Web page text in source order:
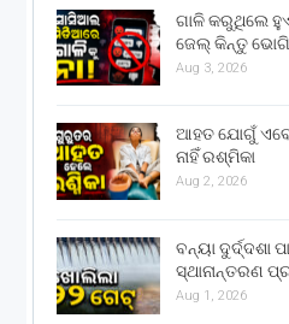
ଗାଳି କରୁଥିଲେ
ଜେଲ୍ କିନ୍ତୁ
Aug 3, 2026
ଆହତ ଯୋଗୁଁ
ନାହିଁ ରଶ୍ମିକା
Aug 2, 2026
ବନ୍ୟା ଦୁର୍ଦ୍ଦଶା
ସ୍ଥାନାନ୍ତରଣ
Aug 1, 2026